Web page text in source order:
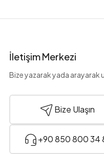
İletişim Merkezi
Bize yazarak yada arayarak
Bize Ulaşın
+90 850 800 34